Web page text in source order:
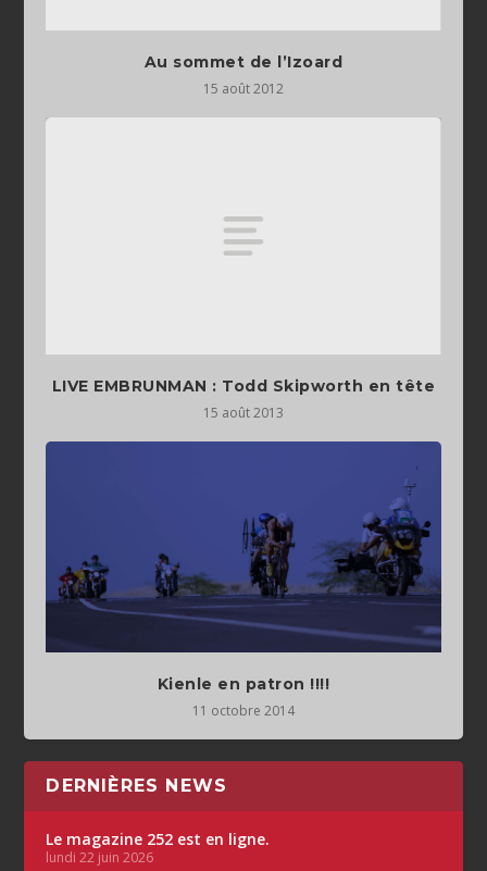
Au sommet de l’Izoard
15 août 2012
LIVE EMBRUNMAN : Todd Skipworth en tête
15 août 2013
Kienle en patron !!!!
11 octobre 2014
DERNIÈRES NEWS
Le magazine 252 est en ligne.
lundi 22 juin 2026